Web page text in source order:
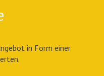
in Form einer